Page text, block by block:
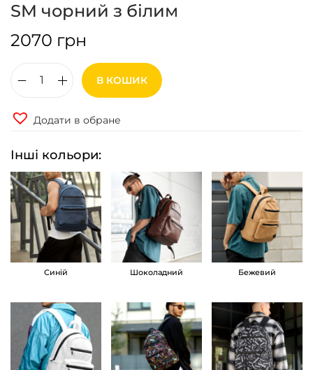
SM чорний з білим
2070 грн
к
к
ч
о
л
о
і
ч
и
й
В КОШИК
Додати в обране
Інші кольори:
Синій Шоколадний Бежевий